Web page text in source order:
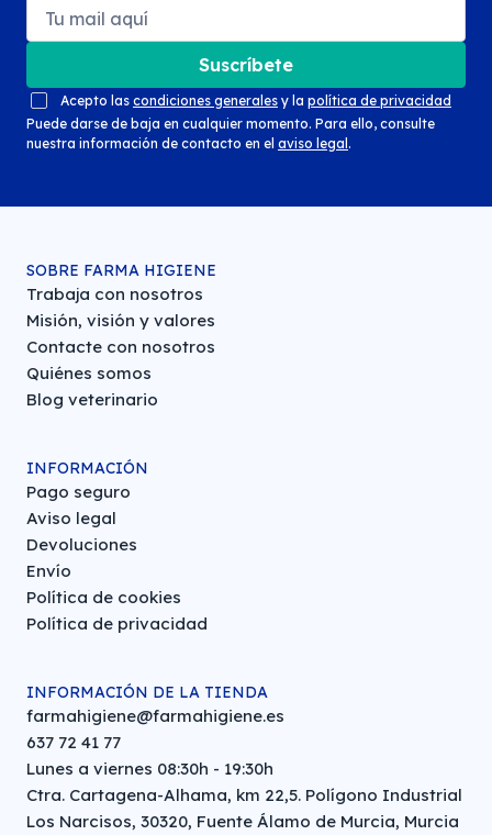
Suscríbete
Acepto las condiciones generales y la política de privacidad
Puede darse de baja en cualquier momento. Para ello, consulte
nuestra información de contacto en el aviso legal .
SOBRE FARMA HIGIENE
Trabaja con nosotros
Misión, visión y valores
Contacte con nosotros
Quiénes somos
Blog veterinario
INFORMACIÓN
Pago seguro
Aviso legal
Devoluciones
Envío
Política de cookies
Política de privacidad
INFORMACIÓN DE LA TIENDA
farmahigiene@farmahigiene.es
637 72 41 77
Lunes a viernes 08:30h - 19:30h
Ctra. Cartagena-Alhama, km 22,5. Polígono Industrial
Los Narcisos, 30320, Fuente Álamo de Murcia, Murcia